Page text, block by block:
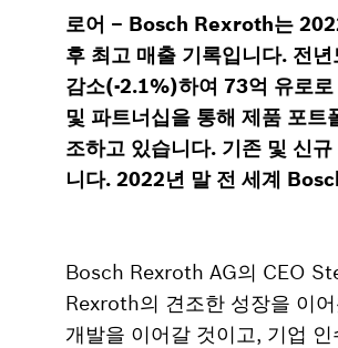
로어 – Bosch Rexroth는
후 최고 매출 기록입니다. 전
감소(-2.1%)하여 73억 유로
및 파트너십을 통해 제품 포
조하고 있습니다. 기존 및 신
니다. 2022년 말 전 세계
Bosch Rexroth AG의 CEO
Rexroth의 견조한 성장을 이
개발을 이어갈 것이고, 기업